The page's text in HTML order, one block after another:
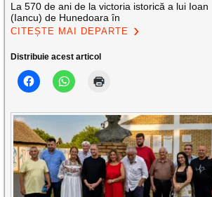
La 570 de ani de la victoria istorică a lui Ioan
(Iancu) de Hunedoara în
CITEȘTE MAI DEPARTE
Distribuie acest articol